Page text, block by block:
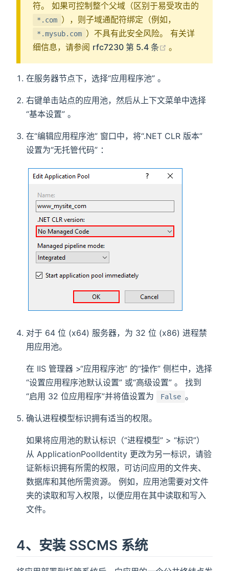
符。 如果可控制整个父域（区别于易受攻击的
*.com ），则子域通配符绑定（例如，
*.mysub.com ）不具有此安全风险。 有关详
细信息，请参阅 rfc7230 第 5.4 条 (opens new
。
在服务器节点下，选择“应用程序池” 。
右键单击站点的应用池，然后从上下文菜单中选择
“基本设置” 。
在“编辑应用程序池” 窗口中，将“.NET CLR 版本”
设置为“无托管代码” ：
对于 64 位 (x64) 服务器，为 32 位 (x86) 进程禁
用应用池。
在 IIS 管理器 >“应用程序池” 的“操作” 侧栏中，选择
“设置应用程序池默认设置” 或“高级设置” 。 找到
“启用 32 位应用程序”并将值设置为
False 。
确认进程模型标识拥有适当的权限。
如果将应用池的默认标识（“进程模型” > “标识”）
从 ApplicationPoolIdentity 更改为另一标识，请验
证新标识拥有所需的权限，可访问应用的文件夹、
数据库和其他所需资源。 例如，应用池需要对文件
夹的读取和写入权限，以便应用在其中读取和写入
文件。
4、安装 SSCMS 系统